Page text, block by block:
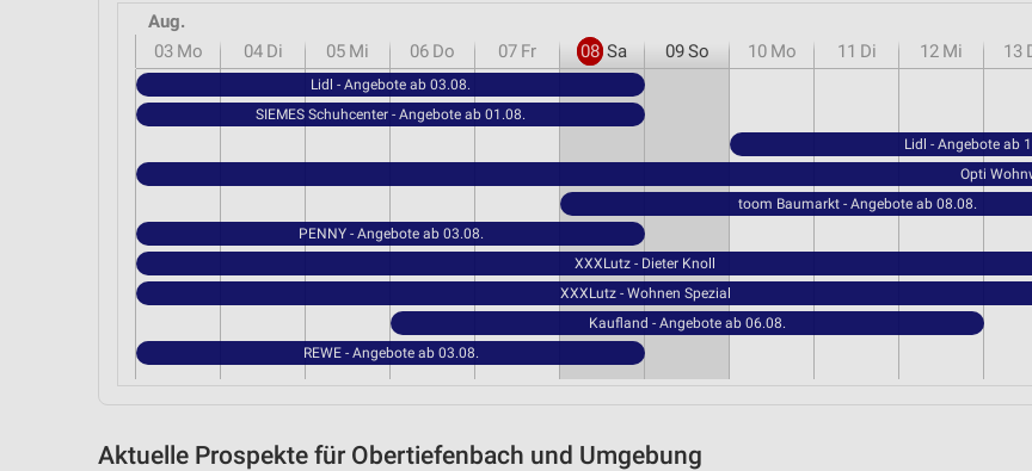
Aug.
03 Mo 04 Di 05 Mi 06 Do 07 Fr 08 Sa 09So 10 Mo 11 Di 12 Mi 13
Lidl - Angebote ab 03.08.
SIEMES Schuhcenter - Angebote ab 01.08.
Lidl - Angebote ab
Opti
toom Baumarkt - Angebote ab 08.08.
PENNY - Angebote ab 03.08.
XXXLutz - Dieter Knoll
XXXLutz - Wohnen Spezial
Kaufland - Angebote ab 06.08.
REWE - Angebote ab 03.08.
Aktuelle Prospekte für Obertiefenbach und Umgebung